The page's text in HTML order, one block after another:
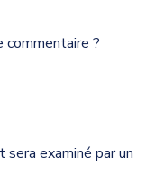
commentaire ?
examiné par un